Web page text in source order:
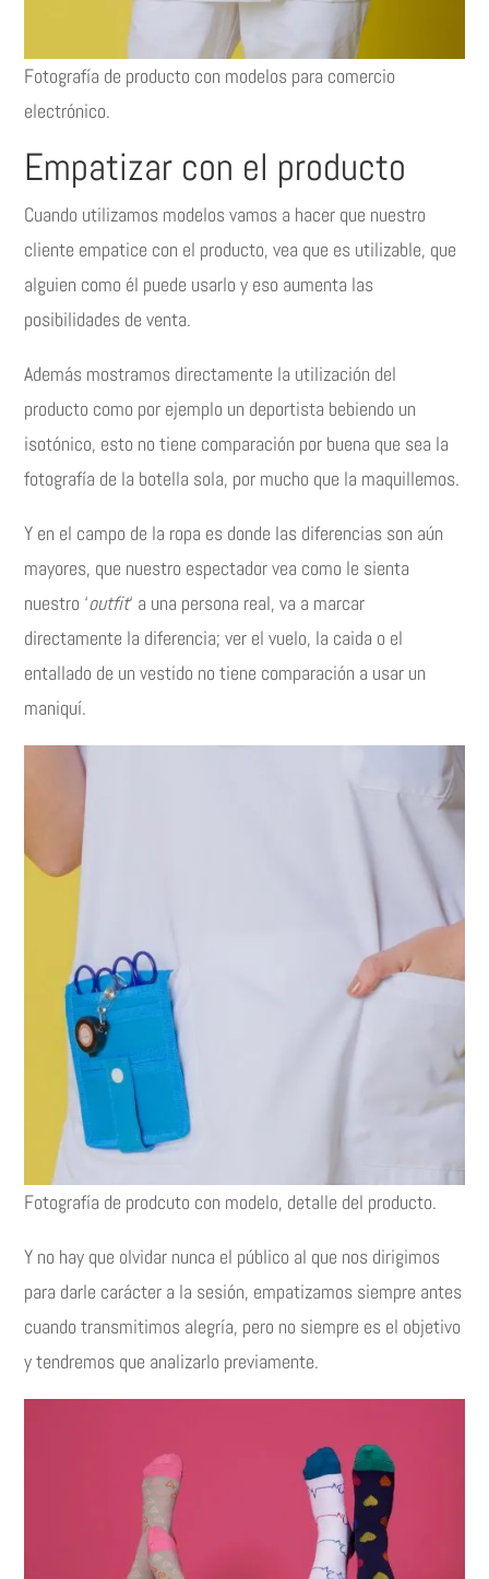
Fotografía de producto con modelos para comercio
electrónico.
Empatizar con el producto
Cuando utilizamos modelos vamos a hacer que nuestro
cliente empatice con el producto, vea que es utilizable, que
alguien como él puede usarlo y eso aumenta las
posibilidades de venta.
Además mostramos directamente la utilización del
producto como por ejemplo un deportista bebiendo un
isotónico, esto no tiene comparación por buena que sea la
fotografía de la botella sola, por mucho que la maquillemos.
Y en el campo de la ropa es donde las diferencias son aún
mayores, que nuestro espectador vea como le sienta
nuestro ‘outfit‘ a una persona real, va a marcar
directamente la diferencia; ver el vuelo, la caida o el
entallado de un vestido no tiene comparación a usar un
maniquí.
Fotografía de prodcuto con modelo, detalle del producto.
Y no hay que olvidar nunca el público al que nos dirigimos
para darle carácter a la sesión, empatizamos siempre antes
cuando transmitimos alegría, pero no siempre es el objetivo
y tendremos que analizarlo previamente.